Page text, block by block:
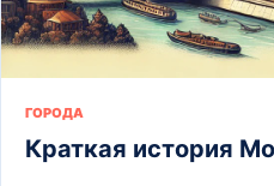
ГОРОДА
Краткая история